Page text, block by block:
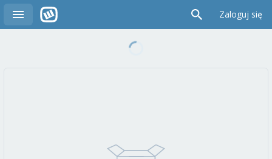
Zaloguj się